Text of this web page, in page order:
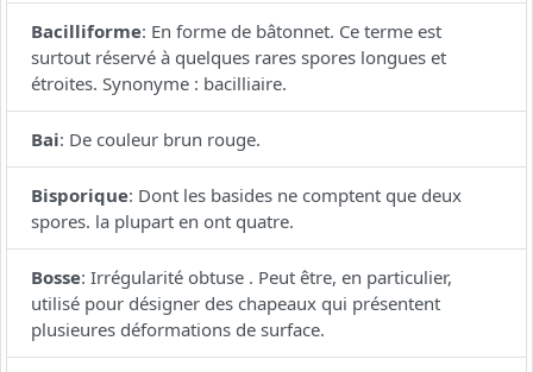
Bacilliforme: En forme de bâtonnet. Ce terme est
surtout réservé à quelques rares spores longues et
étroites. Synonyme : bacilliaire.
Bai: De couleur brun rouge.
Bisporique: Dont les basides ne comptent que deux
spores. la plupart en ont quatre.
Bosse: Irrégularité obtuse . Peut être, en particulier,
utilisé pour désigner des chapeaux qui présentent
plusieures déformations de surface.